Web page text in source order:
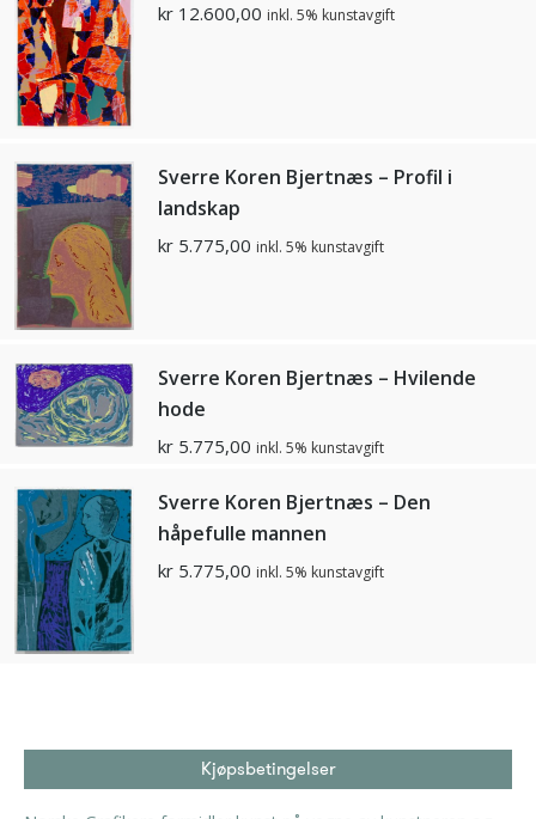
kr 12.600,00 inkl. 5% kunstavgift
Sverre Koren Bjertnæs – Profil i
landskap
kr 5.775,00 inkl. 5% kunstavgift
Sverre Koren Bjertnæs – Hvilende
hode
kr 5.775,00 inkl. 5% kunstavgift
Sverre Koren Bjertnæs – Den
håpefulle mannen
kr 5.775,00 inkl. 5% kunstavgift
Kjøpsbetingelser